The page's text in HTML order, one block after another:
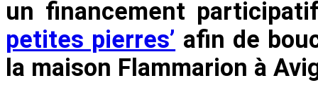
un financement
petites pierres’ afin de
la maison Flammarion à